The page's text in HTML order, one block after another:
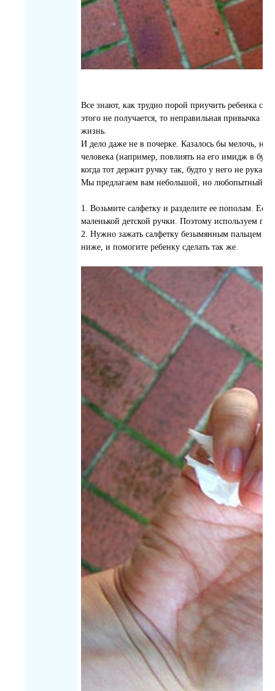
Все знают, как трудно порой приучить ребенка с
этого не получается, то неправильная привычка
жизнь.
И дело даже не в почерке. Казалось бы мелочь, но
человека (например, повлиять на его имидж в
когда тот держит ручку так, будто у него не рука,
Мы предлагаем вам небольшой, но любопытный
1. Возьмите салфетку и разделите ее пополам.
маленькой детской ручки. Поэтому используем
2. Нужно зажать салфетку безымянным пальцем и
ниже, и помогите ребенку сделать так же.